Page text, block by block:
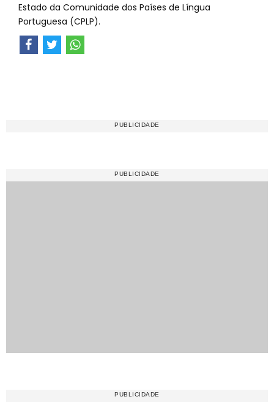
Estado da Comunidade dos Países de Língua
Portuguesa (CPLP).